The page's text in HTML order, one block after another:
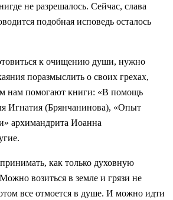
не разрешалось. Сейчас, слава
подобная исповедь осталось
к очищению души, нужно
поразмыслить о своих грехах,
нам помогают книги: «В помощь
Игнатия (Брянчанинова), «Опыт
архимандрита Иоанна
как только духовную
возиться в земле и грязи не
все отмоется в душе. И можно идти